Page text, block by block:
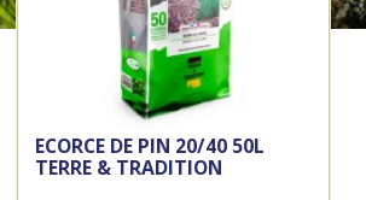
ECORCE DE PIN 20/40 50L
TERRE & TRADITION